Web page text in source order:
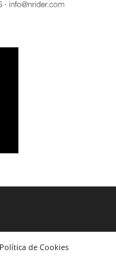
Política de Cookies